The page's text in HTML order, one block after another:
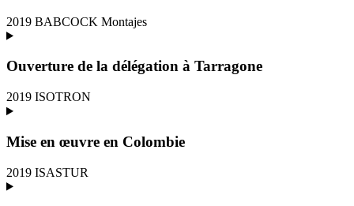
2019 BABCOCK Montajes
Ouverture de la délégation à Tarragone
2019 ISOTRON
Mise en œuvre en Colombie
2019 ISASTUR